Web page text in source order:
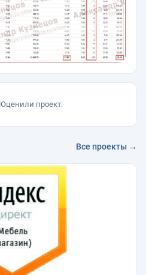
Оценили проект:
Все проекты →